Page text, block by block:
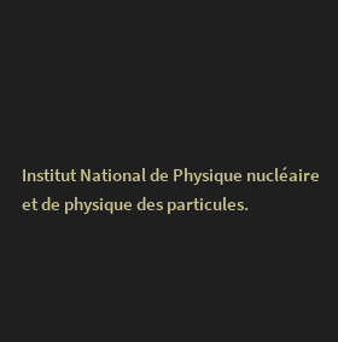
Institut National de Physique nucléaire
et de physique des particules.